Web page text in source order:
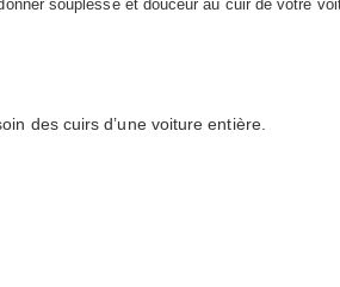
souplesse et douceur au cuir de votre
des cuirs d’une voiture entière.